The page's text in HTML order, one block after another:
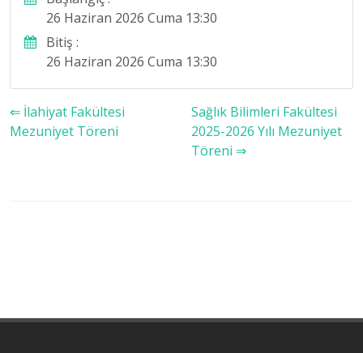
26 Haziran 2026 Cuma 13:30
Bitiş :
26 Haziran 2026 Cuma 13:30
⇐ İlahiyat Fakültesi
Mezuniyet Töreni
Sağlık Bilimleri Fakültesi
2025-2026 Yılı Mezuniyet
Töreni ⇒